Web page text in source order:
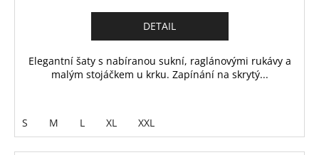
DETAIL
Elegantní šaty s nabíranou sukní, raglánovými rukávy a
malým stojáčkem u krku. Zapínání na skrytý...
S M L XL XXL